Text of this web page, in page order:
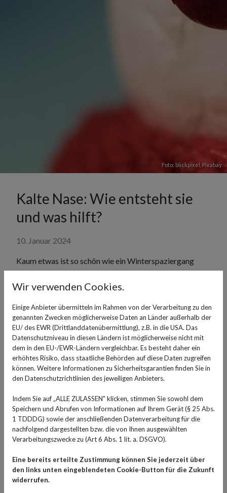
Foto: blickpixel, Pixabay
Kalte Nase: Wie entsteht sie
und was hilft?
10. Januar 2024
Kaum etwas ist so schön wie ein Winterspaziergang
durch schneebedeckte Landschaften - wenn da nur nicht
die kalte Nase wäre. Häufig tritt diese in Kombination
natürliche Reaktion unseres Körpers auf die Kälte.
Anstatt Extremitäten zu wärmen, fokussiert dieser die
Wärme auf andere Stellen des Körpers, wie etwa
lebenswichtige Organe, um sie vor Unterkühlung zu
schützen. Aber keine Sorge: eine kalte Nasenspitze ist
völlig harmlos.
Ursachen für eine kalte Nase
Neben der kalten Außentemperatur gibt es weitere
Faktoren, die uns auch in Innenräumen zum Frieren
bringen können. Zu den Ursachen zählen am häufigsten:
Durchblutungsstörungen: Ein niedriger Blutdruck
kann ebenfalls zu einer kalten Nase führen. Dies ist
Wir verwenden Cookies.
Einige Anbieter übermitteln im Rahmen von der Verarbeitung zu den
genannten Zwecken möglicherweise Daten an Länder außerhalb der
EU/ des EWR (Drittlanddatenübermittlung), z.B. in die USA. Das
Datenschutzniveau in diesen Ländern ist möglicherweise nicht mit
dem in den EU-/EWR-Ländern vergleichbar. Es besteht daher ein
erhöhtes Risiko, dass staatliche Behörden auf diese Daten zugreifen
können. Weitere Informationen zu Sicherheitsgarantien finden Sie in
den Datenschutzrichtlinien des jeweiligen Anbieters.
Indem Sie auf „ALLE ZULASSEN" klicken, stimmen Sie sowohl dem
Speichern und Abrufen von Informationen auf Ihrem Gerät (§ 25 Abs.
1 TDDDG) sowie der anschließenden Datenverarbeitung für die
nachfolgend dargestellten bzw. die von Ihnen ausgewählten
Verarbeitungszwecke zu (Art 6 Abs. 1 lit. a. DSGVO).
Eine bereits erteilte Zustimmung können Sie jederzeit über
den links unten eingeblendeten Cookie-Button für die Zukunft
widerrufen.